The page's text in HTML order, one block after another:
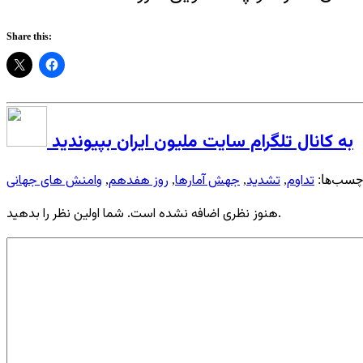
Share this:
به کانال تلگرام سایت ملیون ایران بپیوندید
تداوم, تشدید, جهش آمارها, روز هفدهم, وامنش های جهانی
هنوز نظری اضافه نشده است. شما اولین نظر را بدهید.